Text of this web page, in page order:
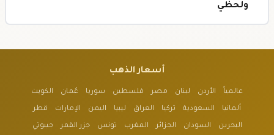
ولحظي
أسعار الذهب
عالمياً الأردن لبنان مصر فلسطين سوريا عُمان الكويت
ألمانيا السعودية تركيا العراق ليبيا اليمن الإمارات قطر
البحرين السودان الجزائر المغرب تونس جزر القمر جيبوتي